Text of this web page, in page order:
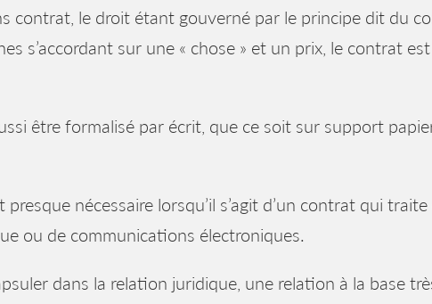
contrat, le droit étant gouverné par le principe dit du
s’accordant sur une « chose » et un prix, le contrat
être formalisé par écrit, que ce soit sur support
nécessaire lorsqu’il s’agit d’un contrat qui
ou de communications électroniques.
dans la relation juridique, une relation à la base